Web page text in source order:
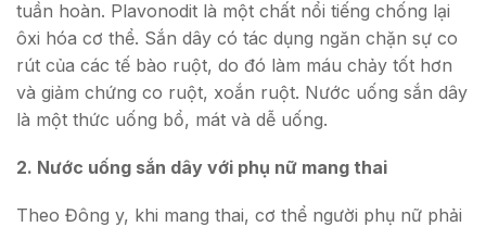
tuần hoàn. Plavonodit là một chất nổi tiếng chống lại
ôxi hóa cơ thể. Sắn dây có tác dụng ngăn chặn sự co
rút của các tế bào ruột, do đó làm máu chảy tốt hơn
và giảm chứng co ruột, xoắn ruột. Nước uống sắn dây
là một thức uống bổ, mát và dễ uống.
2. Nước uống sắn dây với phụ nữ mang thai
Theo Đông y, khi mang thai, cơ thể người phụ nữ phải